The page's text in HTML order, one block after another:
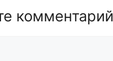
комментарий